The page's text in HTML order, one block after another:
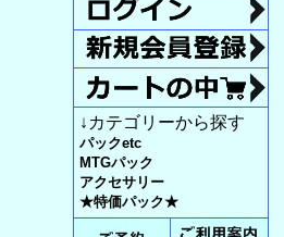
↓カテゴリーから探す
パックetc
MTGパック
アクセサリー
★特価パック★